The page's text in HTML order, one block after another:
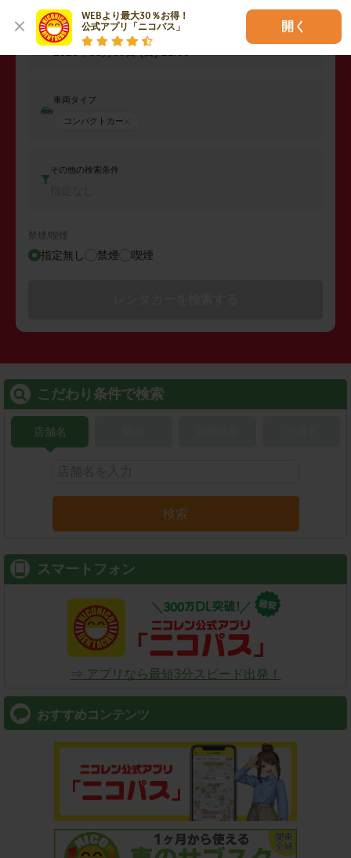
WEBより最大30％お得！
公式アプリ「ニコパス」
開く
返却日時
車両タイプ
コンパクトカー
その他の検索条件
禁煙/喫煙
指定無し 禁煙 喫煙
こだわり条件で検索
店舗名
検索
スマートフォン
⇒ アプリなら最短3分スピード出発！
おすすめコンテンツ